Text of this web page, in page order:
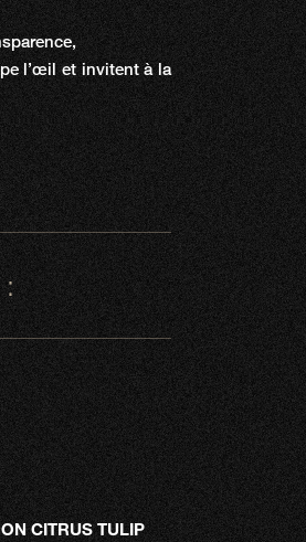
l’œil et invitent à la
:
CITRUS TULIP